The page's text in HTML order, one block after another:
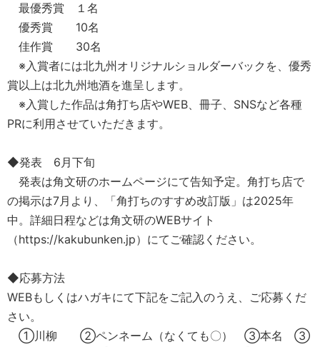
最優秀賞 １名
優秀賞 10名
佳作賞 30名
※入賞者には北九州オリジナルショルダーバックを、優秀
賞以上は北九州地酒を進呈します。
※入賞した作品は角打ち店やWEB、冊子、SNSなど各種
PRに利用させていただきます。
◆発表 6月下旬
発表は角文研のホームページにて告知予定。角打ち店で
の掲示は7月より、「角打ちのすすめ改訂版」は2025年
中。詳細日程などは角文研のWEBサイト
（https://kakubunken.jp）にてご確認ください。
◆応募方法
WEBもしくはハガキにて下記をご記入のうえ、ご応募くだ
さい。
①川柳 ②ペンネーム（なくても〇） ③本名 ③